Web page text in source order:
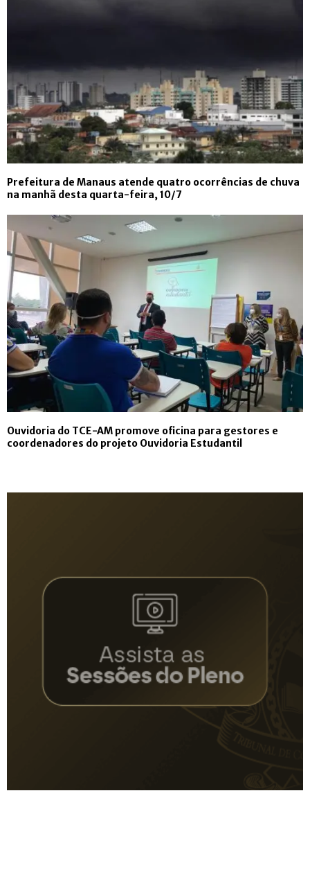
Prefeitura de Manaus atende quatro ocorrências de chuva
na manhã desta quarta-feira, 10/7
Ouvidoria do TCE-AM promove oficina para gestores e
coordenadores do projeto Ouvidoria Estudantil